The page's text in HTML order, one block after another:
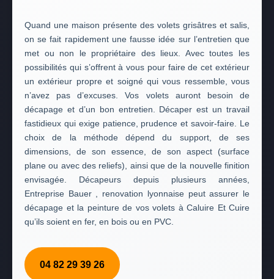
Quand une maison présente des volets grisâtres et salis,
on se fait rapidement une fausse idée sur l’entretien que
met ou non le propriétaire des lieux. Avec toutes les
possibilités qui s’offrent à vous pour faire de cet extérieur
un extérieur propre et soigné qui vous ressemble, vous
n’avez pas d’excuses. Vos volets auront besoin de
décapage et d’un bon entretien. Décaper est un travail
fastidieux qui exige patience, prudence et savoir-faire. Le
choix de la méthode dépend du support, de ses
dimensions, de son essence, de son aspect (surface
plane ou avec des reliefs), ainsi que de la nouvelle finition
envisagée. Décapeurs depuis plusieurs années,
Entreprise Bauer , renovation lyonnaise peut assurer le
décapage et la peinture de vos volets à Caluire Et Cuire
qu’ils soient en fer, en bois ou en PVC.
04 82 29 39 26